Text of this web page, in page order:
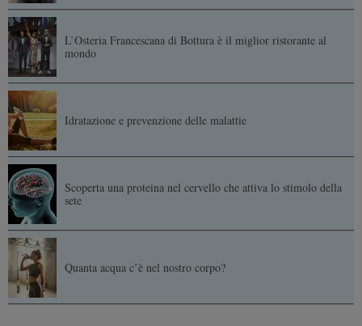
L’Osteria Francescana di Bottura è il miglior ristorante al
mondo
Idratazione e prevenzione delle malattie
Scoperta una proteina nel cervello che attiva lo stimolo della
sete
Quanta acqua c’è nel nostro corpo?